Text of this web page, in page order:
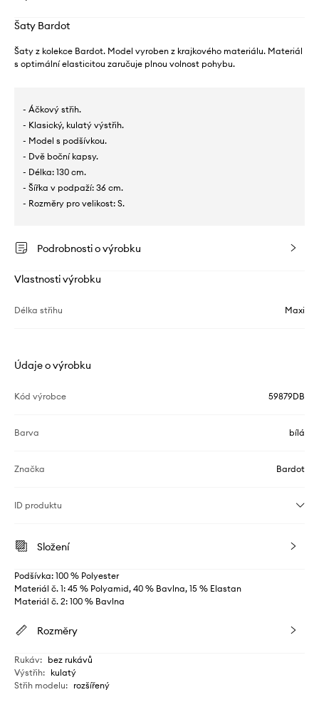
Šaty Bardot
Šaty z kolekce Bardot. Model vyroben z krajkového materiálu. Materiál
s optimální elasticitou zaručuje plnou volnost pohybu.
- Áčkový střih.
- Klasický, kulatý výstřih.
- Model s podšívkou.
- Dvě boční kapsy.
- Délka: 130 cm.
- Šířka v podpaží: 36 cm.
- Rozměry pro velikost: S.
Podrobnosti o výrobku
Vlastnosti výrobku
Délka střihu Maxi
Údaje o výrobku
Kód výrobce 59879DB
Barva bílá
Značka Bardot
ID produktu
Složení
Podšívka: 100 % Polyester
Materiál č. 1: 45 % Polyamid, 40 % Bavlna, 15 % Elastan
Materiál č. 2: 100 % Bavlna
Rozměry
Rukáv: bez rukávů
Výstřih: kulatý
Střih modelu: rozšířený